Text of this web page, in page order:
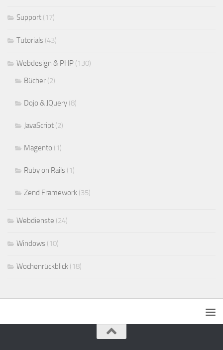
Support (17)
Tutorials (43)
Webdesign & PHP (130)
Bücher (2)
Dojo & JQuery (8)
JavaScript (2)
Magento (1)
Ruby on Rails (1)
Zend Framework (35)
Webdienste (24)
Windows (10)
Wochenrückblick (18)